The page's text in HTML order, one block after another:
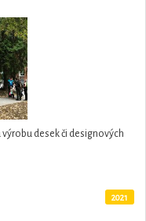
desek či designových
2021